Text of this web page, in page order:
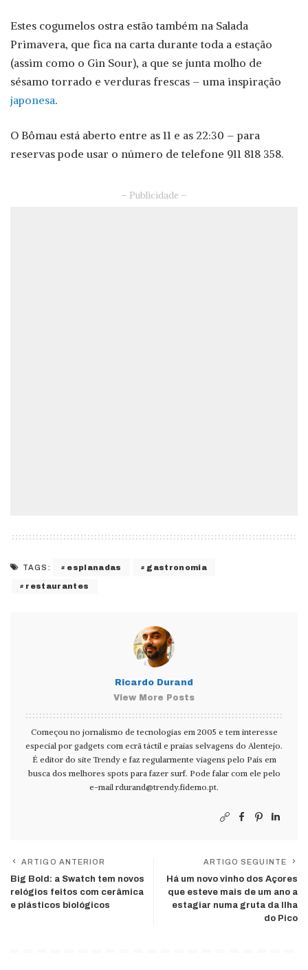
Estes cogumelos ostra estão também na Salada
Primavera, que fica na carta durante toda a estação
(assim como o Gin Sour), a que se junta molho de
sésamo torrado e verduras frescas – uma inspiração
japonesa.
O Bômau está aberto entre as 11 e as 22:30 – para
reservas pode usar o número de telefone 911 818 358.
– Publicidade –
TAGS: esplanadas gastronomia
restaurantes
Ricardo Durand
View More Posts
Começou no jornalismo de tecnologias em 2005 e tem interesse
especial por gadgets com ecrã táctil e praias selvagens do Alentejo.
É editor do site Trendy e faz regularmente viagens pelo País em
busca dos melhores spots para fazer surf. Pode falar com ele pelo
e-mail rdurand@trendy.fidemo.pt.
ARTIGO ANTERIOR
Big Bold: a Swatch tem novos
relógios feitos com cerâmica
e plásticos biológicos
ARTIGO SEGUINTE
Há um novo vinho dos Açores
que esteve mais de um ano a
estagiar numa gruta da Ilha
do Pico